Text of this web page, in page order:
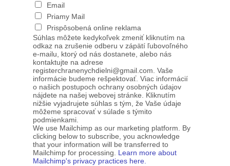
Email
Priamy Mail
Prispôsobená online reklama
Súhlas môžete kedykoľvek zmeniť kliknutím na
odkaz na zrušenie odberu v zápätí ľubovoľného
e-mailu, ktorý od nás dostanete, alebo nás
kontaktujte na adrese
registerchranenychdielni@gmail.com. Vaše
informácie budeme rešpektovať. Viac informácií
o našich postupoch ochrany osobných údajov
nájdete na našej webovej stránke. Kliknutím
nižšie vyjadrujete súhlas s tým, že Vaše údaje
môžeme spracovať v súlade s týmito
podmienkami.
We use Mailchimp as our marketing platform. By
clicking below to subscribe, you acknowledge
that your information will be transferred to
Mailchimp for processing. Learn more about
Mailchimp's privacy practices here.